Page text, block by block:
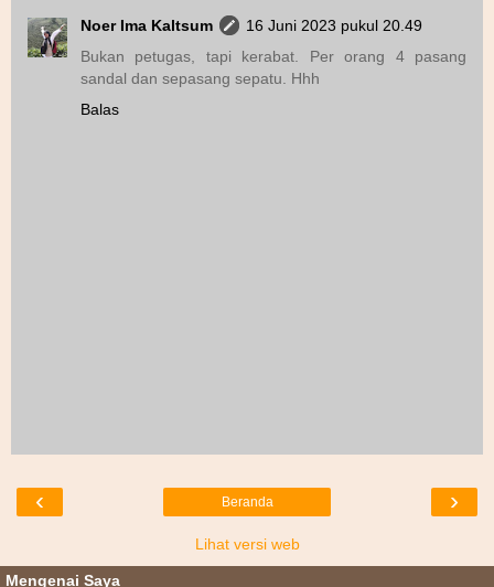
Noer Ima Kaltsum
16 Juni 2023 pukul 20.49
Bukan petugas, tapi kerabat. Per orang 4 pasang
sandal dan sepasang sepatu. Hhh
Balas
‹ ›
Beranda
Lihat versi web
Mengenai Saya